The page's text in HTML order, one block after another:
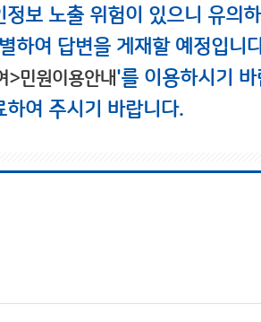
보 노출 위험이 있으니 유의
하여 답변을 게재할 예정입니
>민원이용안내'를 이용하시기 바
여 주시기 바랍니다.